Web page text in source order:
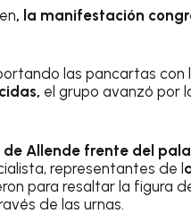
, la manifestación
las pancartas con
el grupo avanzó por
Allende frente del
representantes de l
para resaltar la figura
de las urnas.